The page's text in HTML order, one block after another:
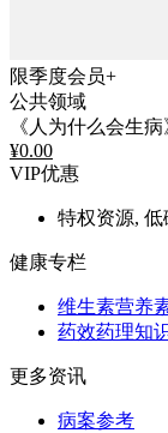
限季度会员+
公共领域
《人为什么会生
¥0.00
VIP优惠
特权资源,
健康专栏
维生素营养
药效药理知
更多资讯
病案参考